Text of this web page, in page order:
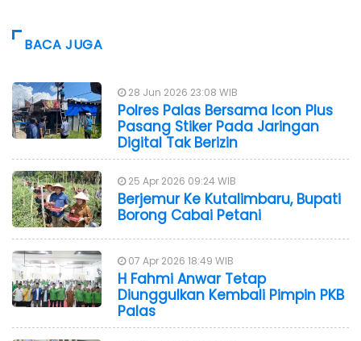
BACA JUGA
28 Jun 2026 23:08 WIB
Polres Palas Bersama Icon Plus
Pasang Stiker Pada Jaringan
Digital Tak Berizin
25 Apr 2026 09:24 WIB
Berjemur Ke Kutalimbaru, Bupati
Borong Cabai Petani
07 Apr 2026 18:49 WIB
H Fahmi Anwar Tetap
Diunggulkan Kembali Pimpin PKB
Palas